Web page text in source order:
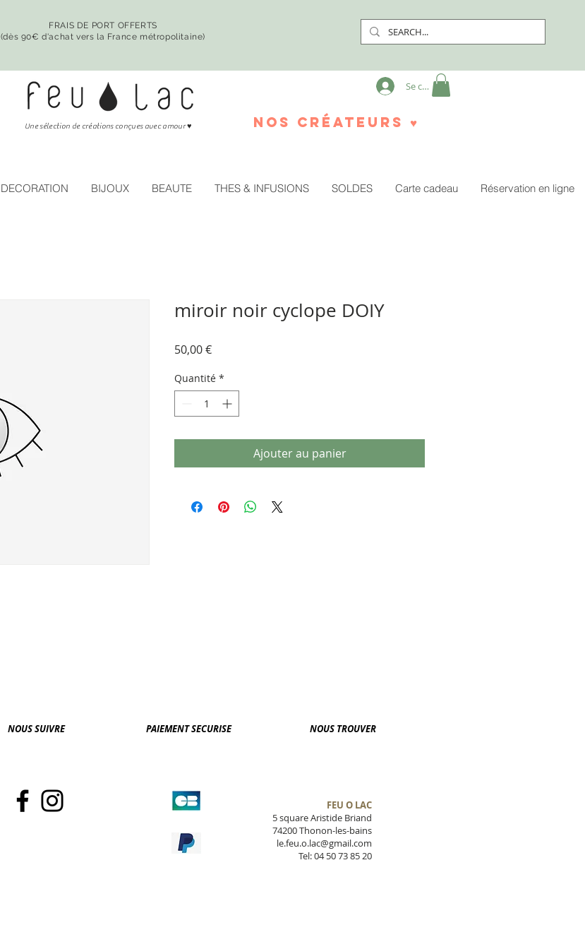
FRAIS DE PORT OFFERTS
(dès 90€ d'achat vers la France métropolitaine)
Une sélection de créations conçues avec amour♥
Se connecter
nos créateurs ♥
DECORATION BIJOUX BEAUTE THES & INFUSIONS SOLDES Carte cadeau Réservation en ligne
miroir noir cyclope DOIY
50,00 €Prix
Quantité *
Ajouter au panier
NOUS SUIVRE PAIEMENT SECURISE NOUS TROUVER
FEU O LAC
5 square Aristide Briand
74200 Thonon-les-bains
le.feu.o.lac@gmail.com
Tel: 04 50 73 85 20